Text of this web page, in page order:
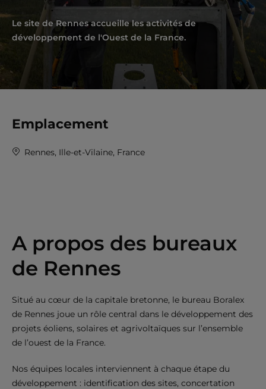
Le site de Rennes accueille les activités de
développement de l'Ouest de la France.
Emplacement
Rennes, Ille-et-Vilaine, France
A propos des bureaux
de Rennes
Situé au cœur de la capitale bretonne, le bureau Boralex
de Rennes joue un rôle central dans le développement des
projets éoliens, solaires et agrivoltaïques sur l’ensemble
de l’ouest de la France.
Nos équipes locales interviennent à chaque étape du
développement : identification des sites, concertation